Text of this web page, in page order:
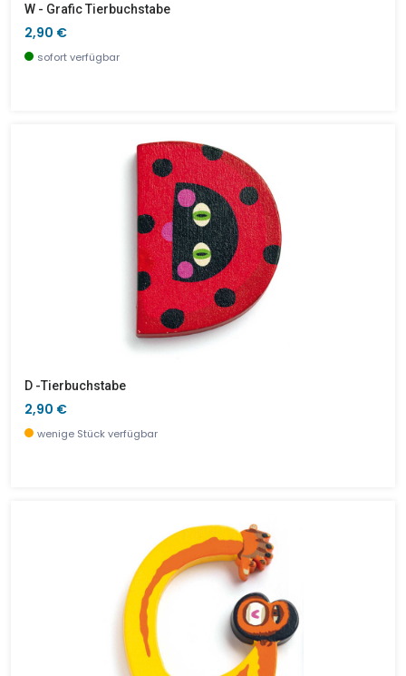
W - Grafic Tierbuchstabe
2,90 €
sofort verfügbar
D -Tierbuchstabe
2,90 €
wenige Stück verfügbar